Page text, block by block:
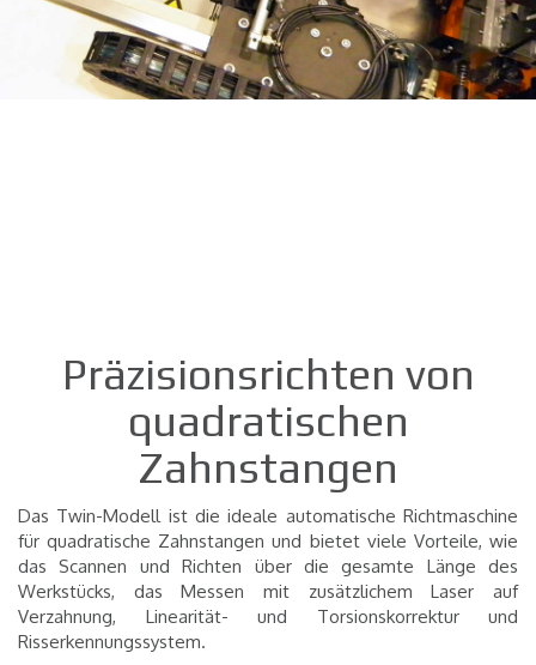
Präzisionsrichten von
quadratischen
Zahnstangen
Das Twin-Modell ist die ideale automatische Richtmaschine
für quadratische Zahnstangen und bietet viele Vorteile, wie
das Scannen und Richten über die gesamte Länge des
Werkstücks, das Messen mit zusätzlichem Laser auf
Verzahnung, Linearität- und Torsionskorrektur und
Risserkennungssystem.